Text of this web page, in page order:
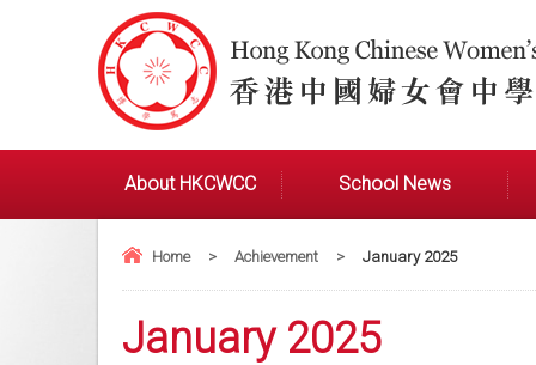
About HKCWCC School News
Home > Achievement > January 2025
January 2025